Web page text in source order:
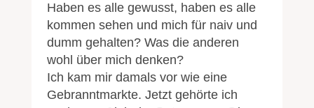
Haben es alle gewusst, haben es alle
kommen sehen und mich für naiv und
dumm gehalten? Was die anderen
wohl über mich denken?
Ich kam mir damals vor wie eine
Gebranntmarkte. Jetzt gehörte ich